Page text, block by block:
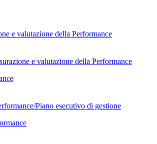
e valutazione della Performance
e valutazione della Performance
Piano esecutivo di gestione